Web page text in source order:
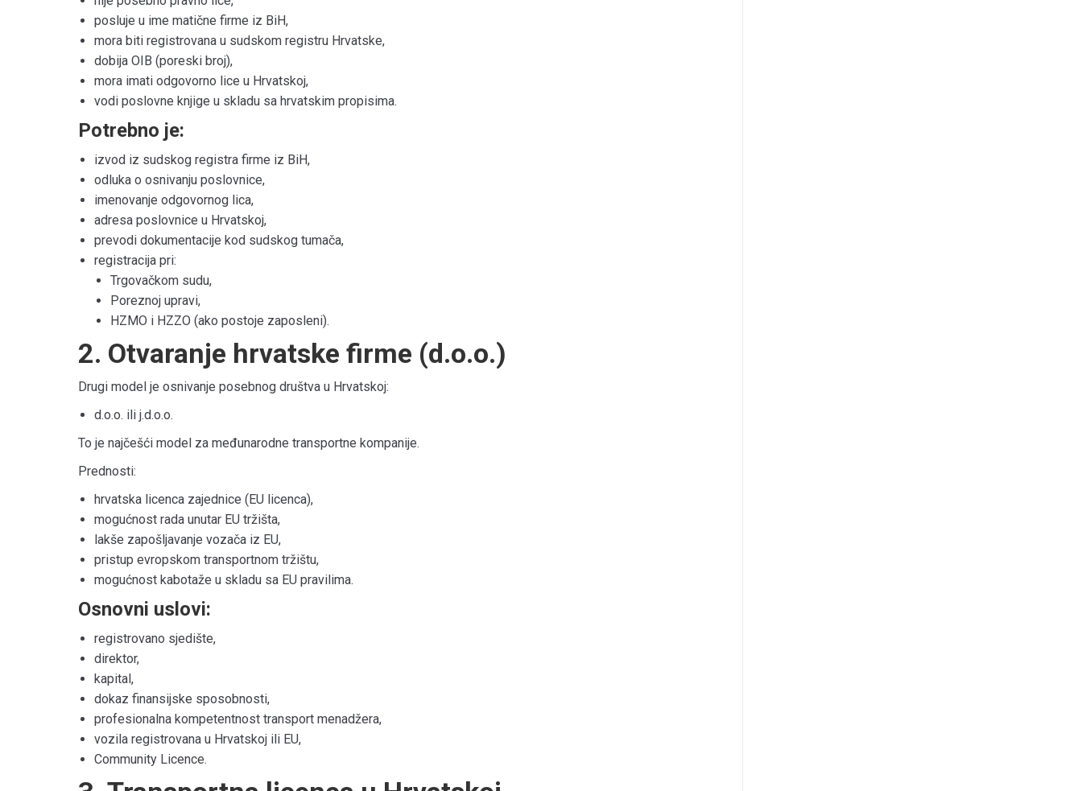
posluje u ime matične firme iz BiH,
mora biti registrovana u sudskom registru Hrvatske,
dobija OIB (poreski broj),
mora imati odgovorno lice u Hrvatskoj,
vodi poslovne knjige u skladu sa hrvatskim propisima.
Potrebno je:
izvod iz sudskog registra firme iz BiH,
odluka o osnivanju poslovnice,
imenovanje odgovornog lica,
adresa poslovnice u Hrvatskoj,
prevodi dokumentacije kod sudskog tumača,
registracija pri:
Trgovačkom sudu,
Poreznoj upravi,
HZMO i HZZO (ako postoje zaposleni).
2. Otvaranje hrvatske firme (d.o.o.)
Drugi model je osnivanje posebnog društva u Hrvatskoj:
d.o.o. ili j.d.o.o.
To je najčešći model za međunarodne transportne kompanije.
Prednosti:
hrvatska licenca zajednice (EU licenca),
mogućnost rada unutar EU tržišta,
lakše zapošljavanje vozača iz EU,
pristup evropskom transportnom tržištu,
mogućnost kabotaže u skladu sa EU pravilima.
Osnovni uslovi:
registrovano sjedište,
direktor,
kapital,
dokaz finansijske sposobnosti,
profesionalna kompetentnost transport menadžera,
vozila registrovana u Hrvatskoj ili EU,
Community Licence.